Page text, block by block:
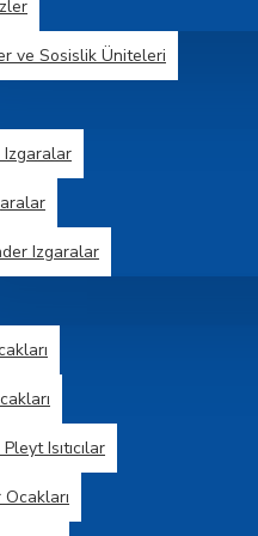
ve Sosislik Üniteleri
Izgaralar
Isıtıcılar